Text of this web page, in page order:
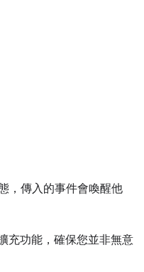
，傳入的事件會喚醒他
充功能，確保您並非無意